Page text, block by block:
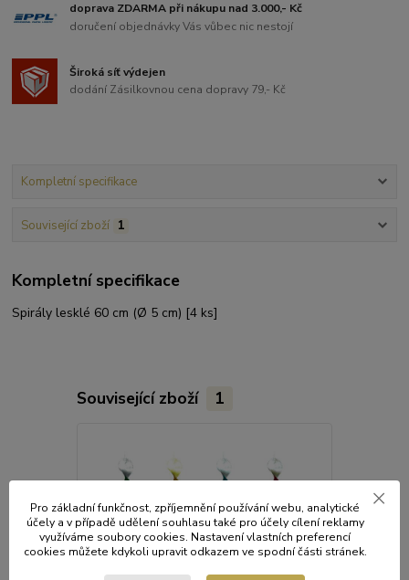
doprava ZDARMA při nákupu nad 3.000,- Kč
doručení objednávky Vás vůbec nic nestojí
Široká síť výdejen
dodání Zásilkovnou cena dopravy 79,- Kč
Kompletní specifikace
Související zboží 1
Kompletní specifikace
Spirály lesklé 60 cm (Ø 5 cm) [4 ks]
Související zboží 1
Pro základní funkčnost, zpříjemnění používání webu, analytické
účely a v případě udělení souhlasu také pro účely cílení reklamy
využíváme soubory cookies. Nastavení vlastních preferencí
cookies můžete kdykoli upravit odkazem ve spodní části stránek.